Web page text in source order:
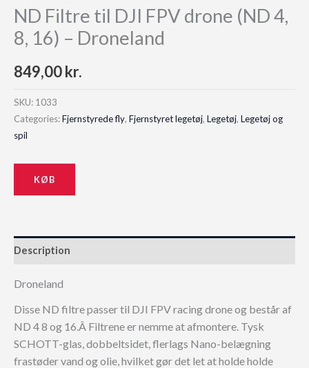
ND Filtre til DJI FPV drone (ND 4,
8, 16) – Droneland
849,00kr.
SKU: 1033
Categories:Fjernstyrede fly, Fjernstyret legetøj, Legetøj, Legetøj og
spil
KØB
Description
Droneland
Disse ND filtre passer til DJI FPV racing drone og består af
ND 4 8 og 16.Â Filtrene er nemme at afmontere. Tysk
SCHOTT-glas, dobbeltsidet, flerlags Nano-belægning
frastøder vand og olie, hvilket gør det let at holde holde